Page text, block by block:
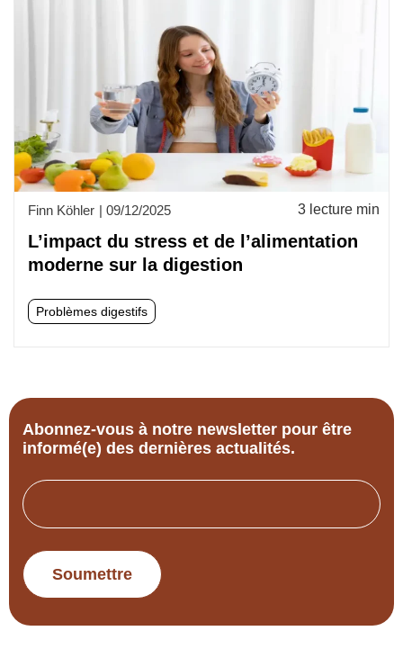
Finn Köhler | 09/12/2025 3 lecture min
L’impact du stress et de l’alimentation
moderne sur la digestion
Problèmes digestifs